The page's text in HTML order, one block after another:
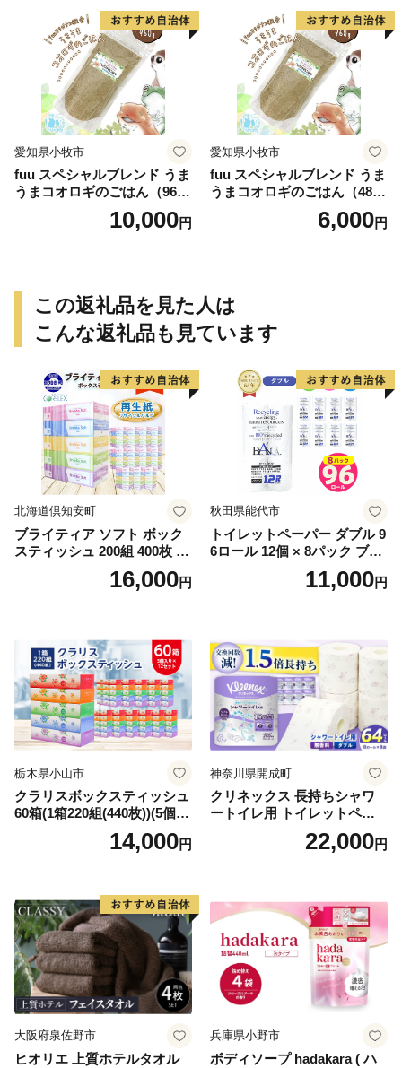
愛知県小牧市
fuu スペシャルブレンド うま
うまコオロギのごはん（960
10,000円
愛知県小牧市
fuu スペシャルブレンド うま
うまコオロギのごはん（480
6,000円
この返礼品を見た人は
こんな返礼品も見ています
北海道倶知安町
ブライティア ソフト ボック
スティッシュ 200組 400枚 60
箱 日本製 まとめ買い ティッ
シュ リサイクル 長持 防災 常
倶知安町 日用品
16,000円
秋田県能代市
トイレットペーパー ダブル 9
6ロール 12個 × 8パック ブラ
ンカ 再生紙 100％ 芯あり 日
用品 消耗品 無香料 生活用品
11,000円
栃木県小山市
クラリスボックスティッシュ
60箱(1箱220組(440枚))(5個入
り×12セット)【1256759】
14,000円
神奈川県開成町
クリネックス 長持ちシャワ
ートイレ用 トイレットペー
パー（ダブル）64ロール(8ロ
ール×8パック) 開成町 トイレ
蓄 防災 エコ 消耗品 生活雑貨
生活用品 無香料 トイレット
ペーパー ダブル といれっと
ぺーぱー トイレ クレシア ト
イレットペーパー [BDBH002
-1]
22,000円
大阪府泉佐野市
ヒオリエ 上質ホテルタオル
兵庫県小野市
ボディソープ hadakara ( ハ